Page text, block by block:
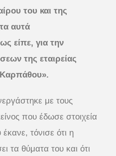
του και της
αυτά
είπε, για την
της εταιρείας
με τους
που έδωσε στοιχεία
έκανε, τόνισε ότι η
τα θύματα του και ότι